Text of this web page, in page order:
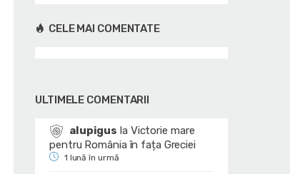
CELE MAI COMENTATE
ULTIMELE COMENTARII
alupigus la Victorie mare
pentru România în fața Greciei
1 lună în urmă